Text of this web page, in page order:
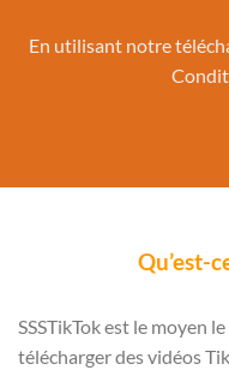
En utilisant notre
Qu’est-
SSSTikTok est le moyen
télécharger des vidéos